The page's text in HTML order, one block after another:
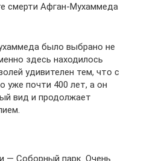
смерти Афган-Мухаммеда
было выбрано не
здесь находилось
удивителен тем, что с
уже почти 400 лет, а он
вид и продолжает
— Соборный парк. Очень